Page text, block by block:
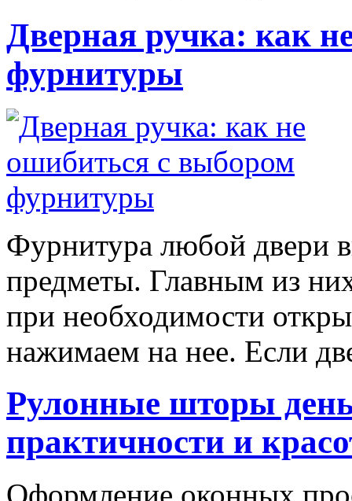
Дверная ручка: как
фурнитуры
Фурнитура любой двери
предметы. Главным из
при необходимости
нажимаем на нее. Если
Рулонные шторы
практичности и